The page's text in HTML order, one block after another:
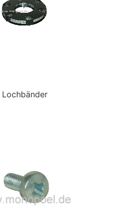
Lochbänder